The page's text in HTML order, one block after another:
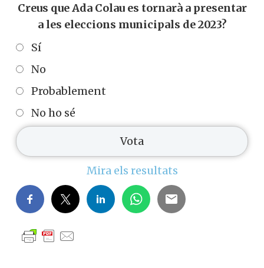
Creus que Ada Colau es tornarà a presentar
a les eleccions municipals de 2023?
Sí
No
Probablement
No ho sé
Mira els resultats